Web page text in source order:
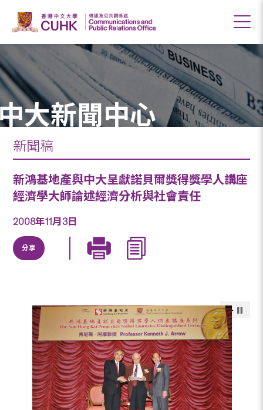
大新聞中心
新聞稿
新鴻基地產與中大呈獻諾貝爾獎得獎學人講座
經濟學大師論述經濟分析與社會責任
2008年11月3日
分享